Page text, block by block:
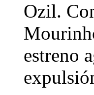
Ozil.
estreno